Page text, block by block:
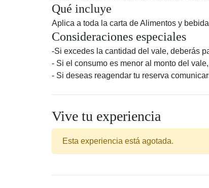
Qué incluye
Aplica a toda la carta de Alimentos y
Consideraciones especiales
-Si excedes la cantidad del vale, deberás
- Si el consumo es menor al monto del
- Si deseas reagendar tu reserva
Vive tu experiencia
Esta experiencia está agotada.